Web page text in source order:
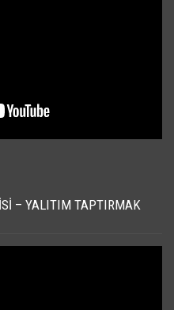
– YALITIM TAPTIRMAK